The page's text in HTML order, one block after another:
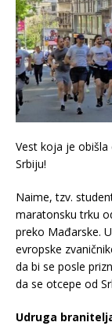
Vest koja je
Srbiju!
Naime, tzv.
maratonsku trku
preko Mađarske.
evropske
da bi se posle
da se otcepe od
Udruga